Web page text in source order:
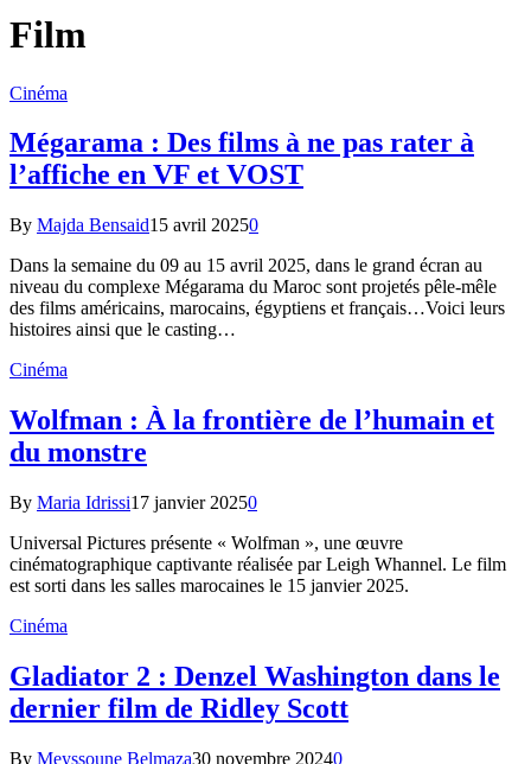
Film
Cinéma
Mégarama : Des films à ne pas rater à
l’affiche en VF et VOST
By Majda Bensaid15 avril 20250
Dans la semaine du 09 au 15 avril 2025, dans le grand écran au
niveau du complexe Mégarama du Maroc sont projetés pêle-mêle
des films américains, marocains, égyptiens et français…Voici leurs
histoires ainsi que le casting…
Cinéma
Wolfman : À la frontière de l’humain et
du monstre
By Maria Idrissi17 janvier 20250
Universal Pictures présente « Wolfman », une œuvre
cinématographique captivante réalisée par Leigh Whannel. Le film
est sorti dans les salles marocaines le 15 janvier 2025.
Cinéma
Gladiator 2 : Denzel Washington dans le
dernier film de Ridley Scott
By Meyssoune Belmaza30 novembre 20240